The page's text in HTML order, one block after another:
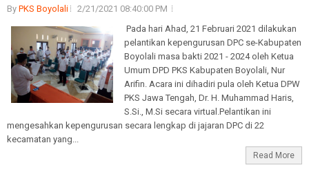
By PKS Boyolali
2/21/2021 08:40:00 PM
Pada hari Ahad, 21 Februari 2021 dilakukan
pelantikan kepengurusan DPC se-Kabupaten
Boyolali masa bakti 2021 - 2024 oleh Ketua
Umum DPD PKS Kabupaten Boyolali, Nur
Arifin. Acara ini dihadiri pula oleh Ketua DPW
PKS Jawa Tengah, Dr. H. Muhammad Haris,
S.Si., M.Si secara virtual.Pelantikan ini
mengesahkan kepengurusan secara lengkap di jajaran DPC di 22
kecamatan yang...
Read More